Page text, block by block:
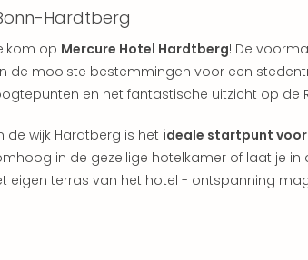
Hardtberg
op Mercure Hotel Hardtberg! De
de mooiste bestemmingen voor een
en het fantastische uitzicht op de
de wijk Hardtberg is het ideale startpunt
in de gezellige hotelkamer of laat je
eigen terras van het hotel - ontspanning